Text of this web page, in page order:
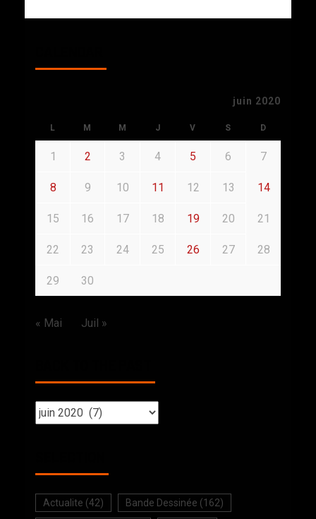
juin 2020
L M M J V S D
1 2 3 4 5 6 7
8 9 10 11 12 13 14
15 16 17 18 19 20 21
22 23 24 25 26 27 28
29 30
« Mai Juil »
Actualite (42) Bande Dessinée (162)